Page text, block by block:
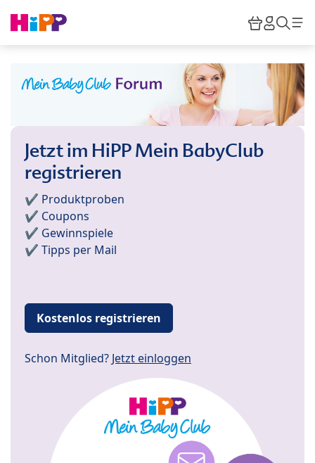
HiPP
Jetzt im HiPP Mein BabyClub
registrieren
✔️ Produktproben
✔️ Coupons
✔️ Gewinnspiele
✔️ Tipps per Mail
Kostenlos registrieren
Schon Mitglied? Jetzt einloggen